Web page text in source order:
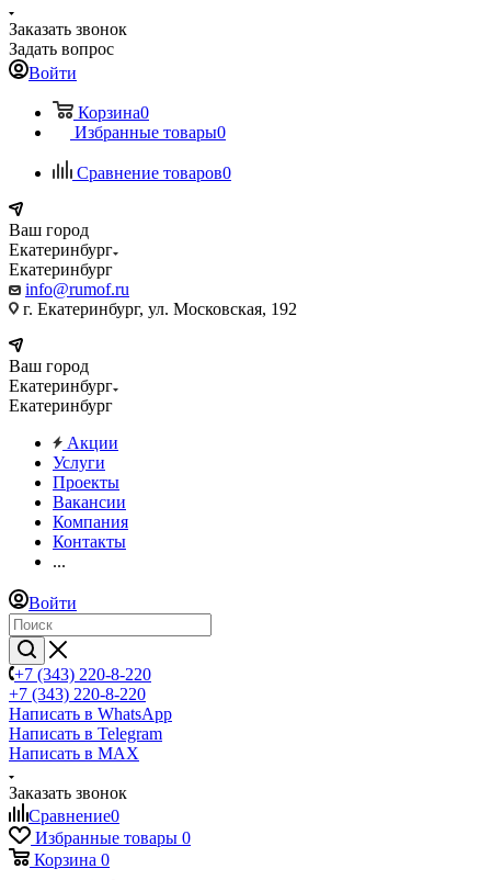
Заказать звонок
Задать вопрос
Войти
Корзина0
Избранные товары0
Сравнение товаров0
Ваш город
Екатеринбург
Екатеринбург
info@rumof.ru
г. Екатеринбург, ул. Московская, 192
Ваш город
Екатеринбург
Екатеринбург
Акции
Услуги
Проекты
Вакансии
Компания
Контакты
...
Войти
+7 (343) 220-8-220
+7 (343) 220-8-220
Написать в WhatsApp
Написать в Telegram
Написать в MAX
Заказать звонок
Сравнение0
Избранные товары 0
Корзина 0